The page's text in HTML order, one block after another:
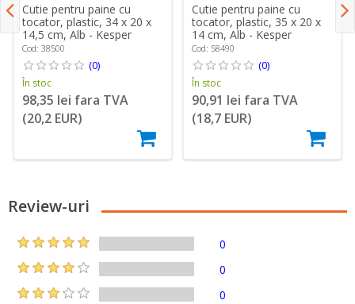
Cutie pentru paine cu
tocator, plastic, 34 x 20 x
14,5 cm, Alb - Kesper
Cod: 38500
(0)
În stoc
98,35 lei fara TVA
(20,2 EUR)
Cutie pentru paine cu
tocator, plastic, 35 x 20 x
14 cm, Alb - Kesper
Cod: 58490
(0)
În stoc
90,91 lei fara TVA
(18,7 EUR)
Review-uri
0
0
0